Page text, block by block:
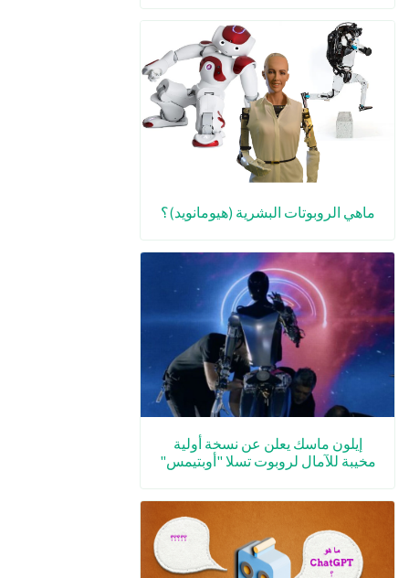
ماهي الروبوتات البشرية (هيومانويد)؟
إيلون ماسك يعلن عن نسخة أولية
مخيبة للآمال لروبوت تسلا "أوبتيمس"